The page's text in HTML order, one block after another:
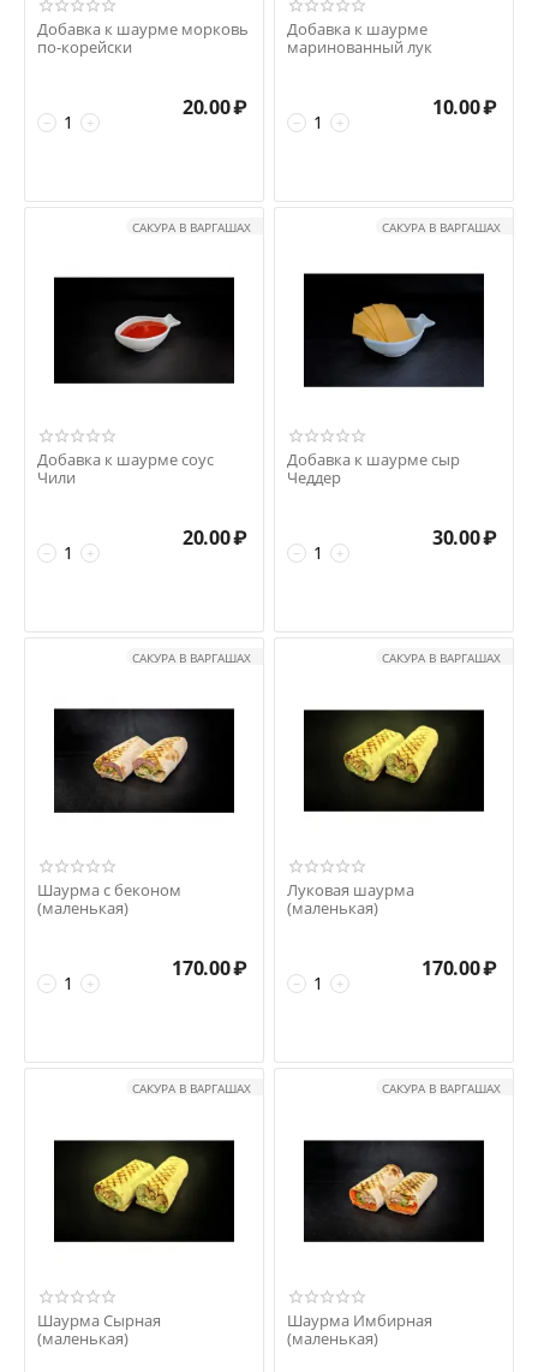
Добавка к шаурме морковь
по-корейски
+
−
20.00₽
Добавка к шаурме
маринованный лук
+
−
10.00₽
САКУРА В ВАРГАШАХ
Добавка к шаурме соус
Чили
+
−
20.00₽
САКУРА В ВАРГАШАХ
Добавка к шаурме сыр
Чеддер
+
−
30.00₽
САКУРА В ВАРГАШАХ
Шаурма с беконом
(маленькая)
+
−
170.00₽
САКУРА В ВАРГАШАХ
Луковая шаурма
(маленькая)
+
−
170.00₽
САКУРА В ВАРГАШАХ
Шаурма Сырная
(маленькая)
САКУРА В ВАРГАШАХ
Шаурма Имбирная
(маленькая)